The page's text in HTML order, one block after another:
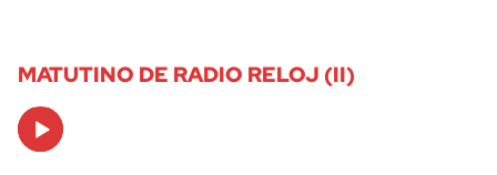
MATUTINO DE RADIO RELOJ (II)
Audio
Player